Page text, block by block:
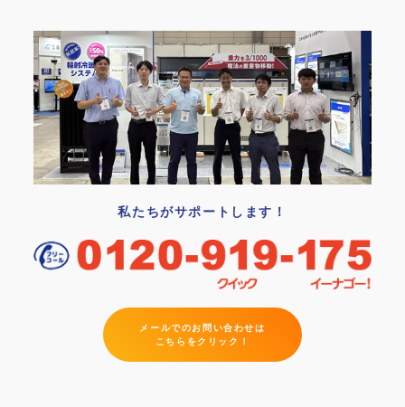
私たちがサポートします！
メールでのお問い合わせは
こちらをクリック！